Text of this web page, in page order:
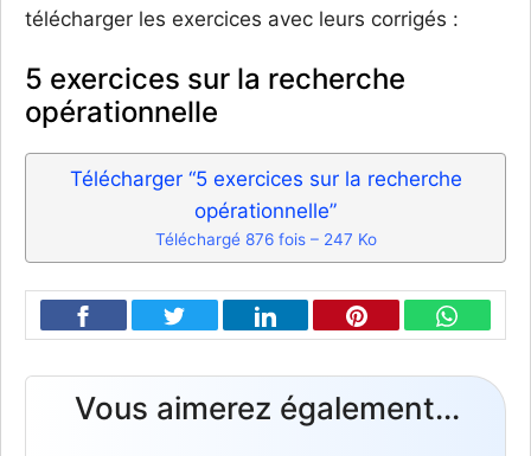
télécharger les exercices avec leurs corrigés :
5 exercices sur la recherche
opérationnelle
Télécharger “5 exercices sur la recherche
opérationnelle”
Téléchargé 876 fois – 247 Ko
Vous aimerez également...